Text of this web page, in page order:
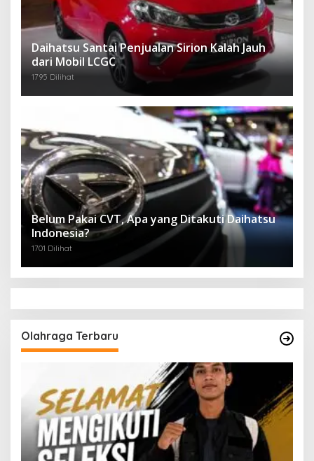
Daihatsu Santai Penjualan Sirion Kalah Jauh
dari Mobil LCGC
1795 Dilihat
Belum Pakai CVT, Apa yang Ditakuti Daihatsu
Indonesia?
1701 Dilihat
Olahraga Terbaru